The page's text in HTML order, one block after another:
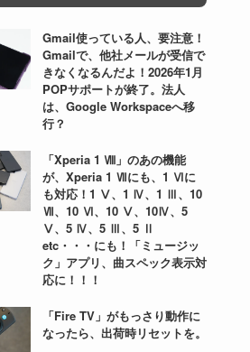
Gmail使っている人、要注意！
Gmailで、他社メールが受信で
きなくなるんだよ！2026年1月
POPサポートが終了。法人
は、Google Workspaceへ移
行？
「Xperia 1 Ⅷ」のあの機能
が、Xperia 1 Ⅶにも、1 Ⅵに
も対応！1 Ⅴ、1 Ⅳ、1 Ⅲ、10
Ⅶ、10 Ⅵ、10 Ⅴ、10Ⅳ、5
Ⅴ、5 Ⅳ、5 Ⅲ、5 Ⅱ
etc・・・にも！「ミュージッ
ク」アプリ、曲スペック表示対
応に！！！
「Fire TV」がもっさり動作に
なったら、出荷時リセットを。